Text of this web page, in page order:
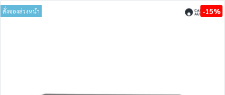
สั่งจองล่วงหน้า -15%